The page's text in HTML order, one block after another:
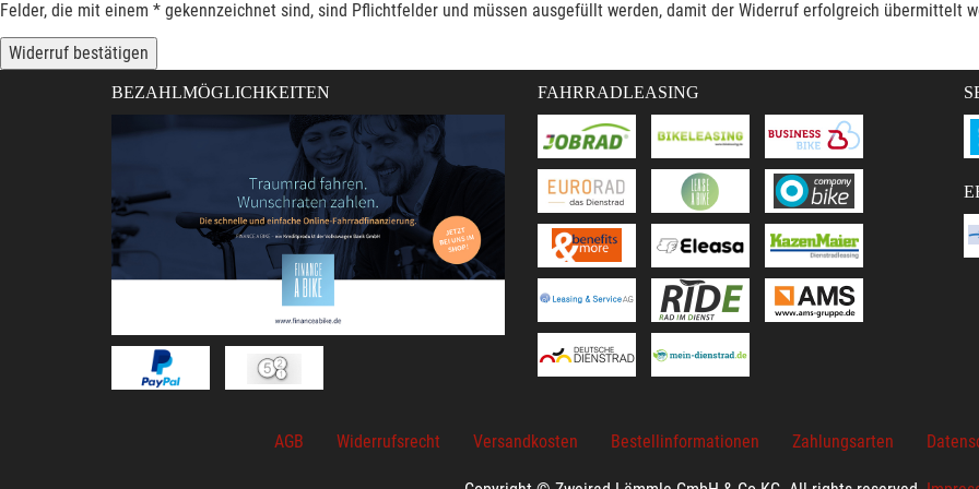
Felder, die mit einem * gekennzeichnet sind, sind Pflichtfelder und müssen ausgefüllt werden, damit der Widerruf erfolgreich übermittelt
Widerruf bestätigen
BEZAHLMÖGLICHKEITEN FAHRRADLEASING
AGB Widerrufsrecht Versandkosten Bestellinformationen Zahlungsarten